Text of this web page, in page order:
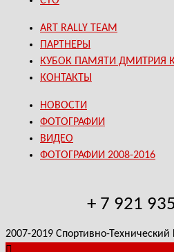
ART RALLY TEAM
ПАРТНЕРЫ
КУБОК ПАМЯТИ ДМИТРИЯ
КОНТАКТЫ
НОВОСТИ
ФОТОГРАФИИ
ВИДЕО
ФОТОГРАФИИ 2008-2016
+ 7 921
2007-2019 Спортивно-